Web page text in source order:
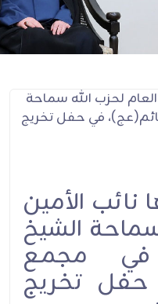
نائب الأمين
الشيخ
مجمع
حفل تخريج